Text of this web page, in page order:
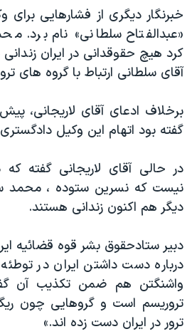
خبرنگار دیگری از فشارهایی برای
«عبدالفتاح سلطانی» نام برد.
کرد هیچ حقوقدانی در ایران
آقای سلطانی ارتباط با گروه های
برخلاف ادعای آقای لاریجانی،
گفته بود اتهام این وکیل
در حالی آقای لاریجانی گفته که
نیست که نسرین ستوده ، محمد
دیگر هم اکنون زندانی هستند.
دبیر ستادحقوق بشر قوه قضائیه
درباره دست داشتن ایران در
واشنگتن هم ضمن تکذیب آن
تروریسم است و گروهایی چون
ترور در ایران دست زده اند.»